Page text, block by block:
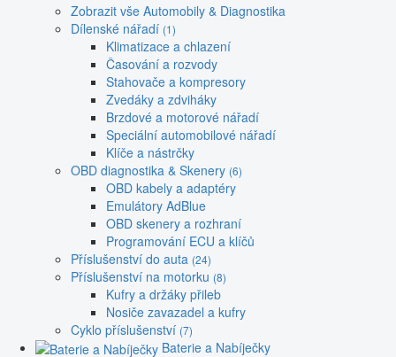
Zobrazit vše Automobily & Diagnostika
Dílenské nářadí (1)
Klimatizace a chlazení
Časování a rozvody
Stahovače a kompresory
Zvedáky a zdviháky
Brzdové a motorové nářadí
Speciální automobilové nářadí
Klíče a nástrčky
OBD diagnostika & Skenery (6)
OBD kabely a adaptéry
Emulátory AdBlue
OBD skenery a rozhraní
Programování ECU a klíčů
Příslušenství do auta (24)
Příslušenství na motorku (8)
Kufry a držáky přileb
Nosiče zavazadel a kufry
Cyklo příslušenství (7)
Baterie a Nabíječky